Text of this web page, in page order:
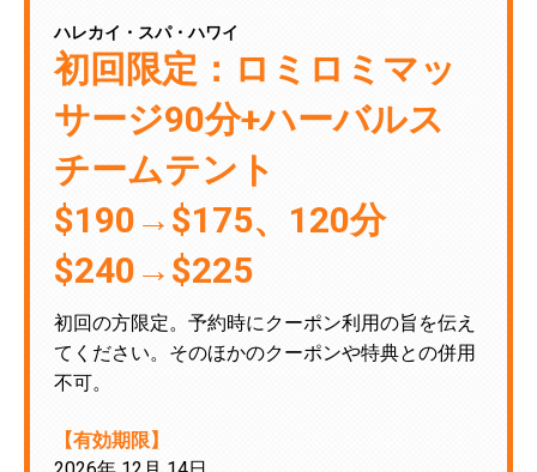
ハレカイ・スパ・ハワイ
初回限定：ロミロミマッ
サージ90分+ハーバルス
チームテント
$190→$175、120分
$240→$225
初回の方限定。予約時にクーポン利用の旨を伝え
てください。そのほかのクーポンや特典との併用
不可。
【有効期限】